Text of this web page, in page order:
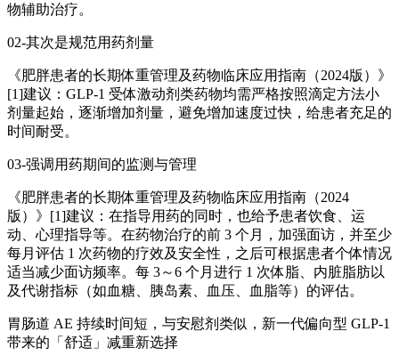
物辅助治疗。
02-其次是规范用药剂量
《肥胖患者的长期体重管理及药物临床应用指南（2024版）》
[1]建议：GLP-1 受体激动剂类药物均需严格按照滴定方法小
剂量起始，逐渐增加剂量，避免增加速度过快，给患者充足的
时间耐受。
03-强调用药期间的监测与管理
《肥胖患者的长期体重管理及药物临床应用指南（2024
版）》[1]建议：在指导用药的同时，也给予患者饮食、运
动、心理指导等。在药物治疗的前 3 个月，加强面访，并至少
每月评估 1 次药物的疗效及安全性，之后可根据患者个体情况
适当减少面访频率。每 3～6 个月进行 1 次体脂、内脏脂肪以
及代谢指标（如血糖、胰岛素、血压、血脂等）的评估。
胃肠道 AE 持续时间短，与安慰剂类似，新一代偏向型 GLP-1
带来的「舒适」减重新选择